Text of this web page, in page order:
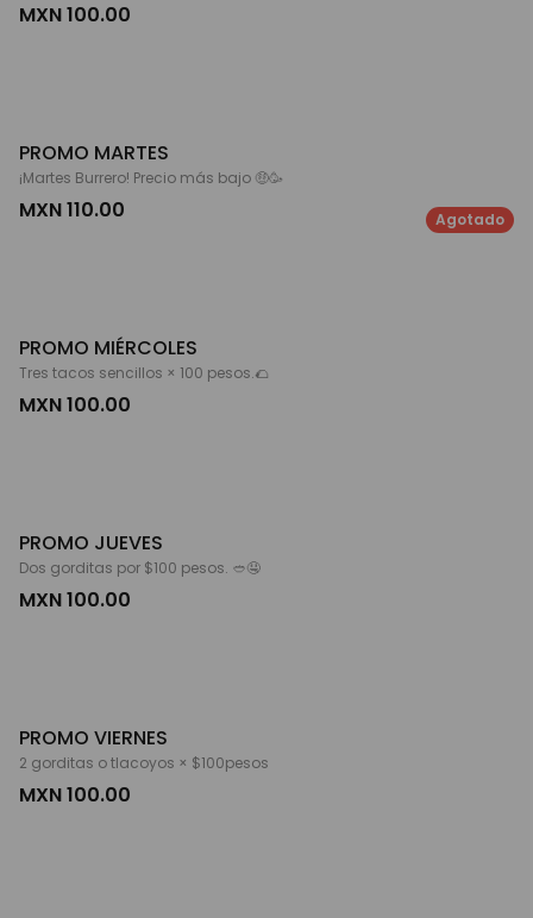
MXN 100.00
PROMO MARTES
¡Martes Burrero! Precio más bajo 🤑🥳
MXN 110.00 Agotado
PROMO MIÉRCOLES
Tres tacos sencillos × 100 pesos.🌮
MXN 100.00
PROMO JUEVES
Dos gorditas por $100 pesos. 🥙🤤
MXN 100.00
PROMO VIERNES
2 gorditas o tlacoyos × $100pesos
MXN 100.00